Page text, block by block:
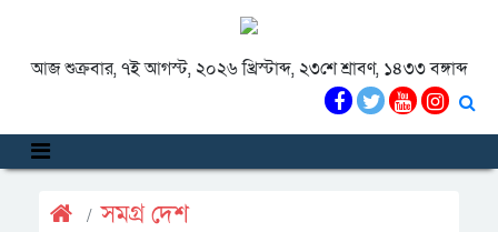
আজ শুক্রবার, ৭ই আগস্ট, ২০২৬ খ্রিস্টাব্দ, ২৩শে শ্রাবণ, ১৪৩৩ বঙ্গাব্দ
সমগ্র দেশ